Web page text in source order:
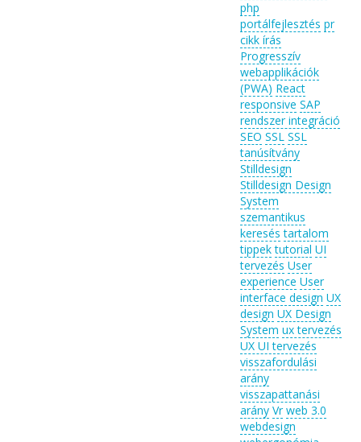
php
portálfejlesztés pr
cikk írás
Progresszív
webapplikációk
(PWA) React
responsive SAP
rendszer integráció
SEO SSL SSL
tanúsítvány
Stilldesign
Stilldesign Design
System
szemantikus
keresés tartalom
tippek tutorial UI
tervezés User
experience User
interface design UX
design UX Design
System ux tervezés
UX UI tervezés
visszafordulási
arány
visszapattanási
arány Vr web 3.0
webdesign